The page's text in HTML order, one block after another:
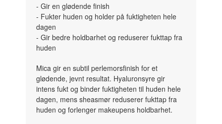
- Gir en glødende finish
- Fukter huden og holder på fuktigheten hele
dagen
- Gir bedre holdbarhet og reduserer fukttap fra
huden
Mica gir en subtil perlemorsfinish for et
glødende, jevnt resultat. Hyaluronsyre gir
intens fukt og binder fuktigheten til huden hele
dagen, mens sheasmør reduserer fukttap fra
huden og forlenger makeupens holdbarhet.